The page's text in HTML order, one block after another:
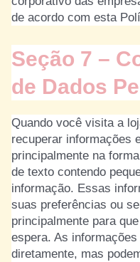
de acordo com esta
Seção 7 –
de Dados
Quando você visita a
recuperar informações
principalmente na
de texto contendo
informação. Essas
suas preferências ou
principalmente para
espera. As
diretamente, mas